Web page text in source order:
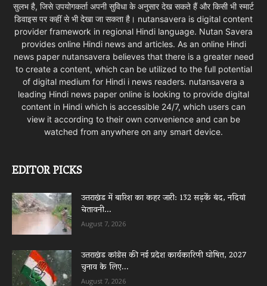
सुलभ है, जिसे उपयोगकर्ता अपनी सुविधा के अनुसार देख सकते हैं और किसी भी स्मार्ट
डिवाइस पर कहीं से भी देखा जा सकता है। nutansavera is digital content
provider framework in regional Hindi language. Nutan Savera
provides online Hindi news and articles. As an online Hindi
news paper nutansavera believes that there is a greater need
to create a content, which can be utilized to the full potential
of digital medium for Hindi i news readers. nutansavera a
leading Hindi news paper online is looking to provide digital
content in Hindi which is accessible 24/7, which users can
view it according to their own convenience and can be
watched from anywhere on any smart device.
EDITOR PICKS
उत्तराखंड में बारिश का कहर जारी: 132 सड़कें बंद, नदियां
चेतावनी...
August 7, 2026
उत्तराखंड कांग्रेस की नई प्रदेश कार्यकारिणी घोषित, 2027
चुनाव के लिए...
August 7, 2026